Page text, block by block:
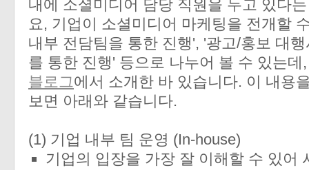
내에 소셜미디어 담당 직원을 두고 있다
요, 기업이 소셜미디어 마케팅을 전개할
내부 전담팀을 통한 진행', '광고/홍보 대
를 통한 진행' 등으로 나누어 볼 수 있는
블로그에서 소개한 바 있습니다. 이 내용
보면 아래와 같습니다.
(1) 기업 내부 팀 운영 (In-house)
기업의 입장을 가장 잘 이해할 수 있어